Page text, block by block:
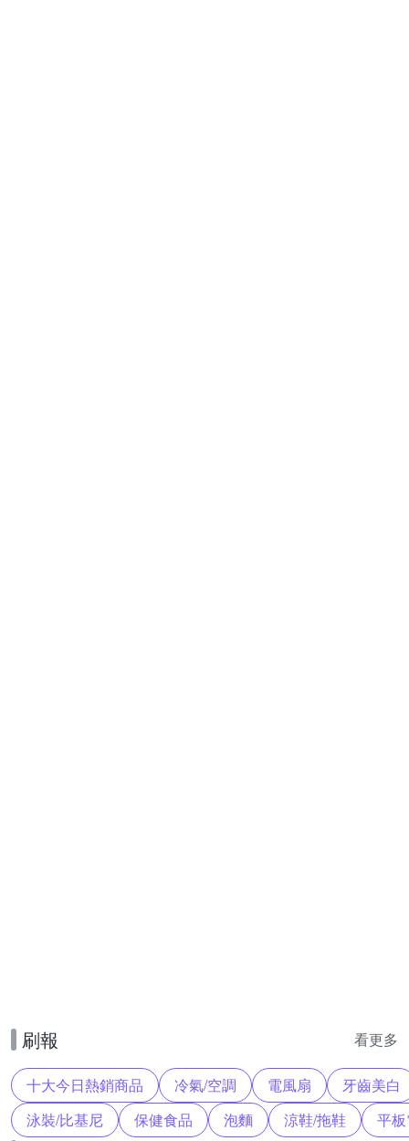
刷報 看更多
十大今日熱銷商品 冷氣/空調 電風扇
牙齒美白
泳裝/比基尼
保健食品 泡麵 涼鞋/拖鞋 平